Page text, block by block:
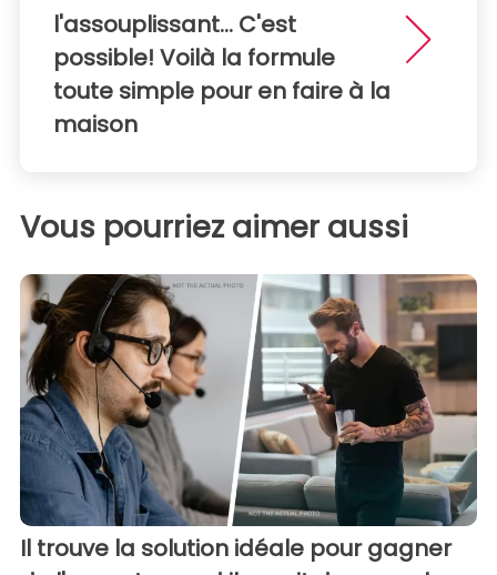
l'assouplissant... C'est
possible! Voilà la formule
toute simple pour en faire à la
maison
Vous pourriez aimer aussi
Il trouve la solution idéale pour gagner